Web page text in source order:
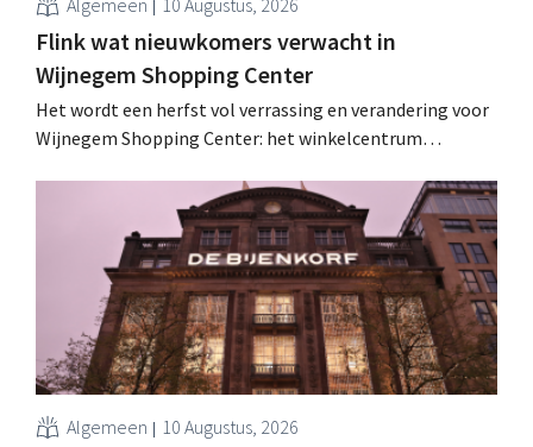
Algemeen 10 Augustus, 2026
Flink wat nieuwkomers verwacht in
Wijnegem Shopping Center
Het wordt een herfst vol verrassing en verandering voor
Wijnegem Shopping Center: het winkelcentrum
nieuwkomers, waaronder een oude bekende, twee
schoonheidsmerken en een Belgische lifestyleretailer.
Algemeen 10 Augustus, 2026